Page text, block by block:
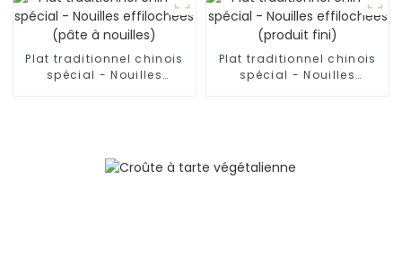
Plat traditionnel chinois
spécial - Nouilles
Plat traditionnel chinois
spécial - Nouilles